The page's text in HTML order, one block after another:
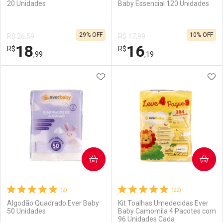
Comprar sem Desconto
Por R$ 33,19/cada
Comprar sem Desconto
Por R$ 33,19/cada
Comprar sem Desconto
Por R$ 33,19/cada
Comprar sem Desconto
Por R$ 33,19/cada
20 Unidades
R$ 26,59
R$18,99
29% OFF
Laboratório
Por Menos
Baby Essencial 120 Unidades
R$ 17,99
R$16,19
10% OFF
Laboratório
Por Menos
(2)
Algodão Quadrado Ever Baby
50 Unidades
ADICIONAR AOS FAVORITOS
COMPRAR
(22)
Kit Toalhas Umedecidas Ever
Baby Camomila 4 Pacotes com
96 Unidades Cada
COMPRAR